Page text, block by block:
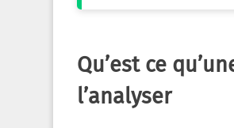
Qu’est ce
l’analyser